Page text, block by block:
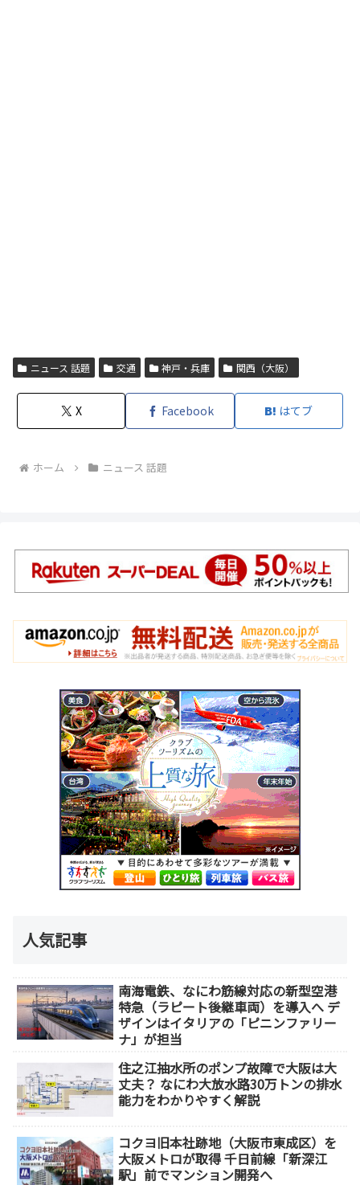
ニュース 話題 交通 神戸・兵庫 関西（大阪）
X Facebook はてブ
ホーム ニュース 話題
人気記事
南海電鉄、なにわ筋線対応の新型空港
特急（ラピート後継車両）を導入へ デ
ザインはイタリアの「ピニンファリー
ナ」が担当
住之江抽水所のポンプ故障で大阪は大
丈夫？ なにわ大放水路30万トンの排水
能力をわかりやすく解説
コクヨ旧本社跡地（大阪市東成区）を
大阪メトロが取得 千日前線「新深江
駅」前でマンション開発へ